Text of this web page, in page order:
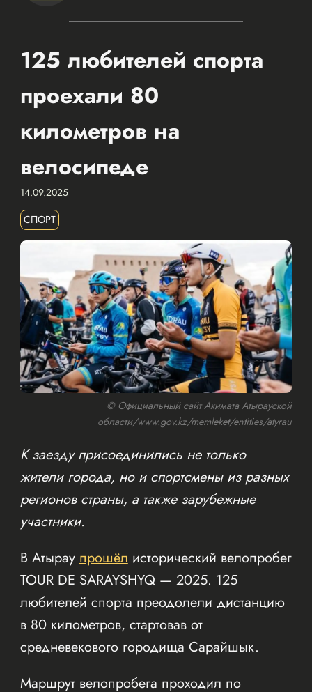
125 любителей спорта
проехали 80
километров на
велосипеде
14.09.2025
СПОРТ
© Официальный сайт Акимата Атырауской
области/www.gov.kz/memleket/entities/atyrau
К заезду присоединились не только
жители города, но и спортсмены из разных
регионов страны, а также зарубежные
участники.
В Атыраупрошёлисторический велопробег
TOUR DE SARAYSHYQ — 2025. 125
любителей спорта преодолели дистанцию
в 80 километров, стартовав от
средневекового городища Сарайшык.
Маршрут велопробега проходил по